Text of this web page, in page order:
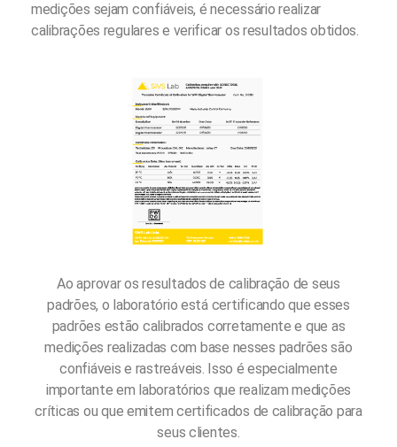
medições sejam confiáveis, é necessário realizar
calibrações regulares e verificar os resultados obtidos.
Ao aprovar os resultados de calibração de seus
padrões, o laboratório está certificando que esses
padrões estão calibrados corretamente e que as
medições realizadas com base nesses padrões são
confiáveis e rastreáveis. Isso é especialmente
importante em laboratórios que realizam medições
críticas ou que emitem certificados de calibração para
seus clientes.